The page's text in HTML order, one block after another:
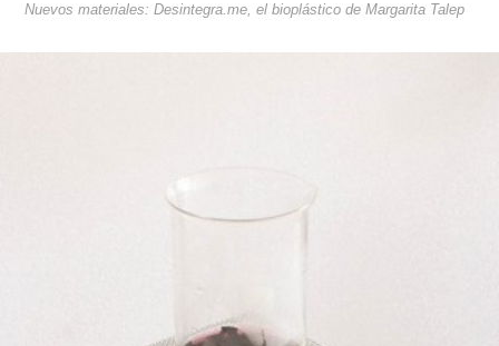
Nuevos materiales: Desintegra.me, el bioplástico de Margarita Talep